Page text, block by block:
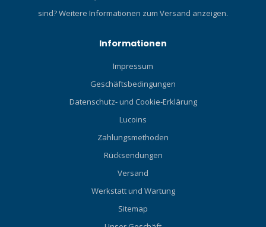
sind?Weitere Informationen zum Versand anzeigen.
Informationen
Impressum
Geschäftsbedingungen
Datenschutz- und Cookie-Erklärung
Lucoins
Zahlungsmethoden
Rücksendungen
Versand
Werkstatt und Wartung
Sitemap